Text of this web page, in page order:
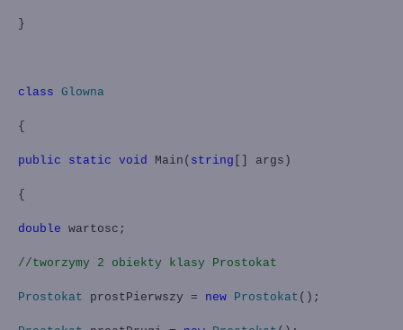
}
class Glowna
{
public static void Main ( string [] args)
{
double wartosc;
//tworzymy 2 obiekty klasy Prostokat
Prostokat prostPierwszy = new Prostokat ();